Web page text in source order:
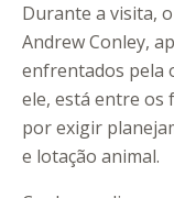
Durante a visita,
Andrew Conley,
enfrentados pela
ele, está entre os
por exigir
e lotação animal.